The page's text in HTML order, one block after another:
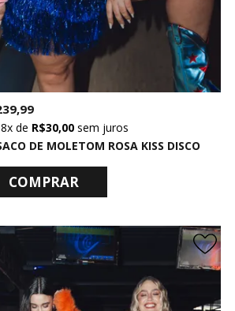
DE MOLETOM ROSA KISS DISCO
8xde R$ 30,00 sem juros
COMPRAR